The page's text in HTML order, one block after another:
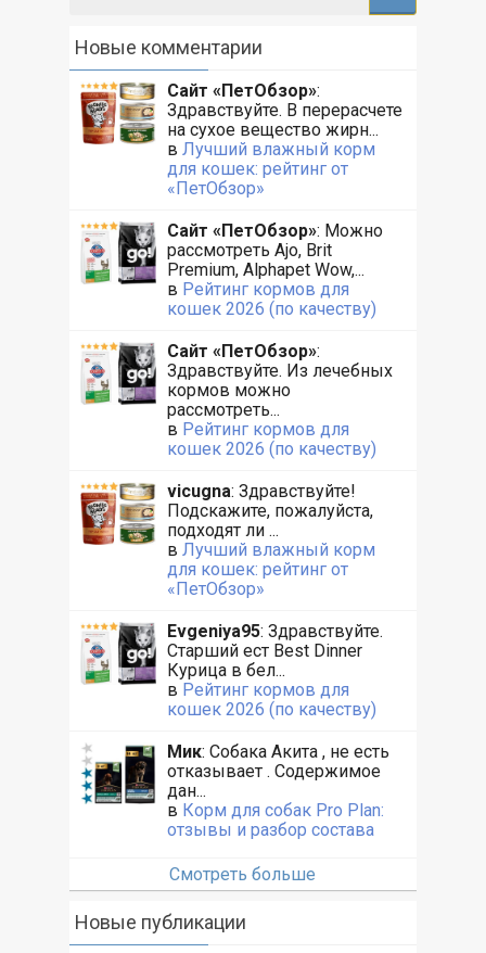
Новые комментарии
Сайт «ПетОбзор»:
Здравствуйте. В перерасчете
на сухое вещество жирн...
в Лучший влажный корм
для кошек: рейтинг от
«ПетОбзор»
Сайт «ПетОбзор»: Можно
рассмотреть Ajo, Brit
Premium, Alphapet Wow,...
в Рейтинг кормов для
кошек 2026 (по качеству)
Сайт «ПетОбзор»:
Здравствуйте. Из лечебных
кормов можно
рассмотреть...
в Рейтинг кормов для
кошек 2026 (по качеству)
vicugna: Здравствуйте!
Подскажите, пожалуйста,
подходят ли ...
в Лучший влажный корм
для кошек: рейтинг от
«ПетОбзор»
Evgeniya95: Здравствуйте.
Старший ест Best Dinner
Курица в бел...
в Рейтинг кормов для
кошек 2026 (по качеству)
Мик: Собака Акита , не есть
отказывает . Содержимое
дан...
в Корм для собак Pro Plan:
отзывы и разбор состава
Смотреть больше
Новые публикации